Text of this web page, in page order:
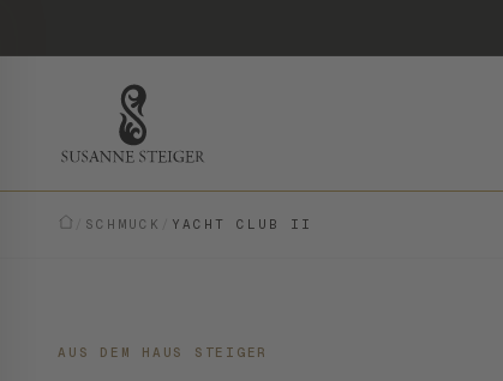
SCHMUCK YACHT CLUB II
AUS DEM HAUS STEIGER